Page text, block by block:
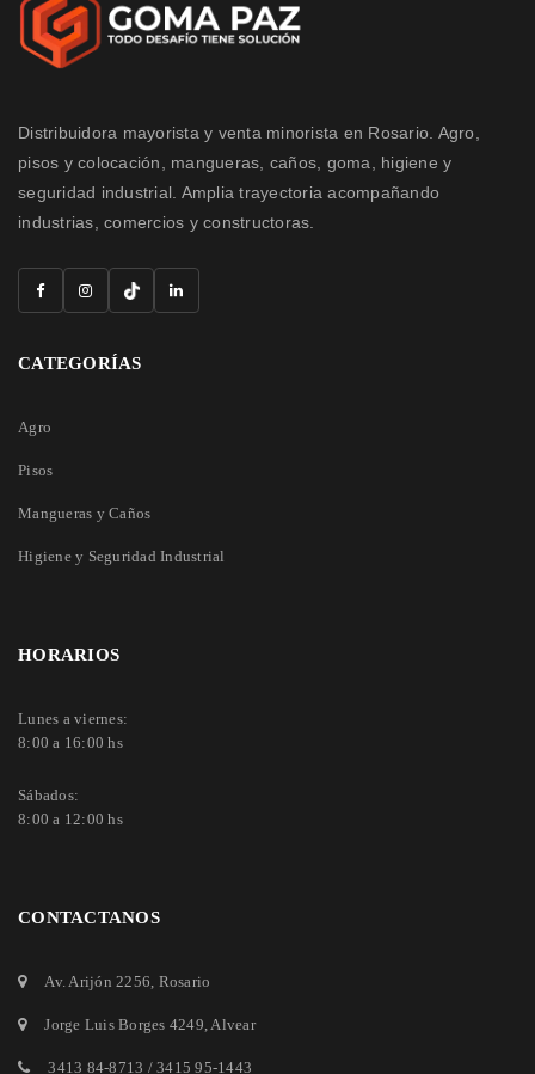
Distribuidora mayorista y venta minorista en Rosario. Agro,
pisos y colocación, mangueras, caños, goma, higiene y
seguridad industrial. Amplia trayectoria acompañando
industrias, comercios y constructoras.
CATEGORÍAS
Agro
Pisos
Mangueras y Caños
Higiene y Seguridad Industrial
HORARIOS
Lunes a viernes:
8:00 a 16:00 hs
Sábados:
8:00 a 12:00 hs
CONTACTANOS
Av. Arijón 2256, Rosario
Jorge Luis Borges 4249, Alvear
3413 84-8713 / 3415 95-1443